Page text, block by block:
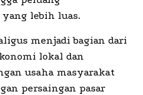
yang lebih luas.
menjadi bagian dari
lokal dan
usaha masyarakat
persaingan pasar